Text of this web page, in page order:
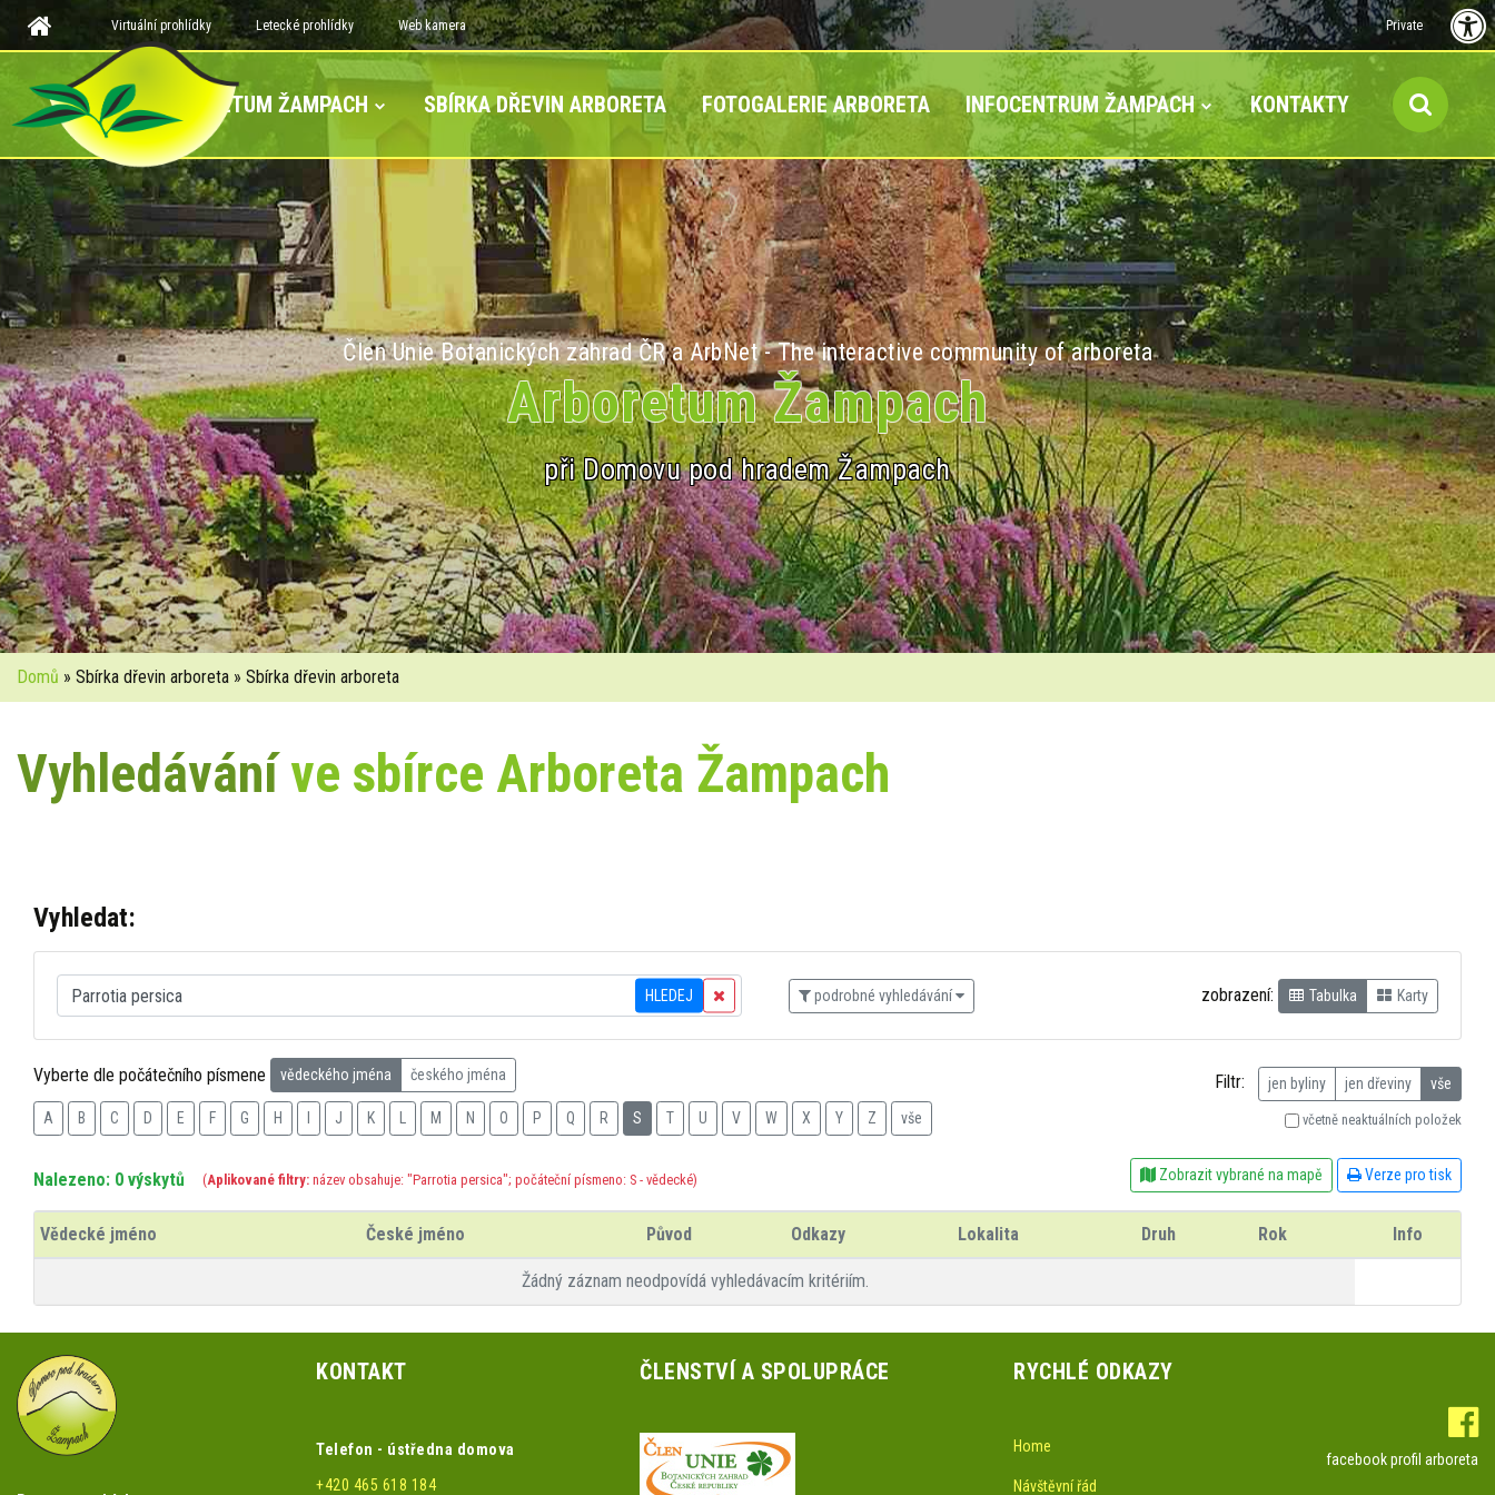
Virtuální prohlídky Letecké prohlídky Web kamera Private
ARBORETUM ŽAMPACH SBÍRKA DŘEVIN ARBORETA FOTOGALERIE ARBORETA INFOCENTRUM ŽAMPACH KONTAKTY
Člen Unie Botanických zahrad ČR a ArbNet - The interactive community of arboreta
Arboretum Žampach
při Domovu pod hradem Žampach
Domů » Sbírka dřevin arboreta » Sbírka dřevin arboreta
Vyhledáváníve sbírce Arboreta Žampach
Vyhledat:
HLEDEJ podrobné vyhledávání zobrazení: Tabulka Karty
Vyberte dle počátečního písmene vědeckého jména českého jména
A B C D E F G H J K M N O P Q R S T U V W X Y Z vše
Filtr: jen byliny jen dřeviny vše
včetně neaktuálních položek
Nalezeno: 0 výskytů (Aplikované filtry: název obsahuje: "Parrotia persica"; počáteční písmeno: S - vědecké) Zobrazit vybrané na mapě Verze pro tisk
Vědecké jméno České jméno Původ Odkazy Lokalita Druh Rok Info
Žádný záznam neodpovídá vyhledávacím kritériím.
KONTAKT
Telefon - ústředna domova
+420 465 618 184
ČLENSTVÍ A SPOLUPRÁCE RYCHLÉ ODKAZY
Home
Návštěvní řád
facebook profil arboreta